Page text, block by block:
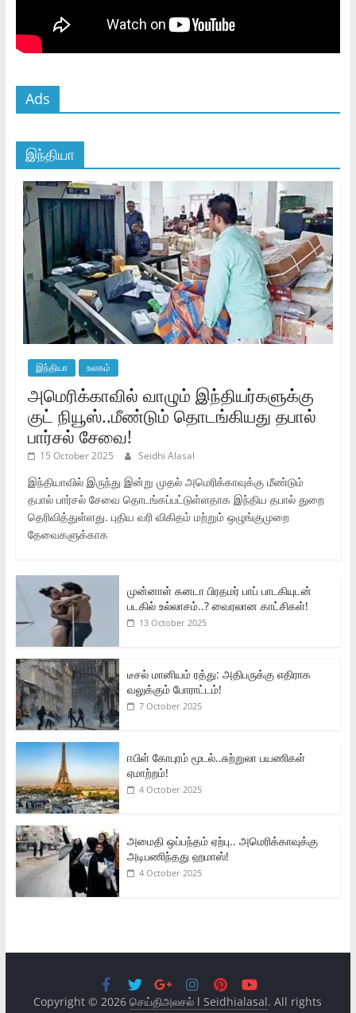
Ads
இந்தியா
இந்தியா உலகம்
அமெரிக்காவில் வாழும் இந்தியர்களுக்கு
குட் நியூஸ்..மீண்டும் தொடங்கியது தபால்
பார்சல் சேவை!
15 October 2025 Seidhi Alasal
இந்தியாவில் இருந்து இன்று முதல் அமெரிக்காவுக்கு மீண்டும்
தபால் பார்சல் சேவை தொடங்கப்பட்டுள்ளதாக இந்திய தபால் துறை
தெரிவித்துள்ளது. புதிய வரி விகிதம் மற்றும் ஒழுங்குமுறை
தேவைகளுக்காக
முன்னாள் கனடா பிரதமர் பாப் பாடகியுடன்
படகில் உல்லாசம்..? வைரலான காட்சிகள்!
13 October 2025
டீசல் மானியம் ரத்து: அதிபருக்கு எதிராக
வலுக்கும் போராட்டம்!
7 October 2025
ஈபிள் கோபுரம் மூடல்..சுற்றுலா பயணிகள்
ஏமாற்றம்!
4 October 2025
அமைதி ஒப்பந்தம் ஏற்பு.. அமெரிக்காவுக்கு
அடிபணிந்தது ஹமாஸ்!
4 October 2025
Copyright © 2026செய்திஅலசல் l Seidhialasal. All rights